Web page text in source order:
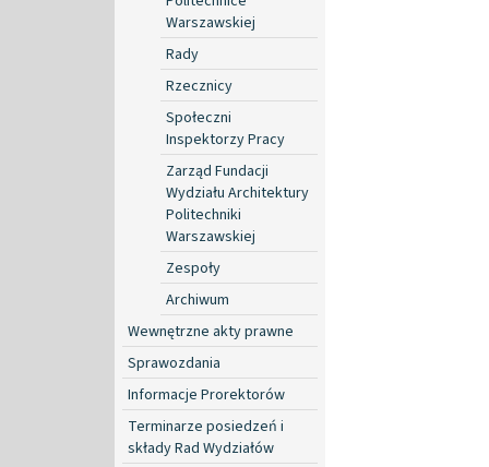
Warszawskiej
Rady
Rzecznicy
Społeczni
Inspektorzy Pracy
Zarząd Fundacji
Wydziału Architektury
Politechniki
Warszawskiej
Zespoły
Archiwum
Wewnętrzne akty prawne
Sprawozdania
Informacje Prorektorów
Terminarze posiedzeń i
składy Rad Wydziałów